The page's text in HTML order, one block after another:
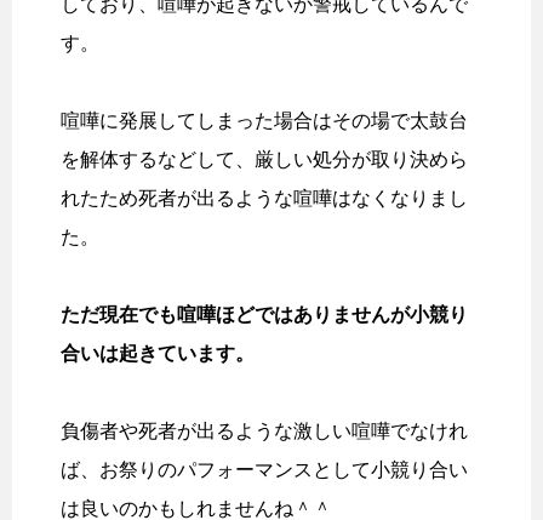
す。
喧嘩に発展してしまった場合はその場で太鼓台
を解体するなどして、厳しい処分が取り決めら
れたため死者が出るような喧嘩はなくなりまし
た。
ただ現在でも喧嘩ほどではありませんが小競り
合いは起きています。
負傷者や死者が出るような激しい喧嘩でなけれ
ば、お祭りのパフォーマンスとして小競り合い
は良いのかもしれませんね＾＾